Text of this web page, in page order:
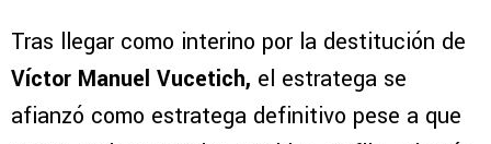
Tras llegar como interino por la destitución de
Víctor Manuel Vucetich, el estratega se
afianzó como estratega definitivo pese a que